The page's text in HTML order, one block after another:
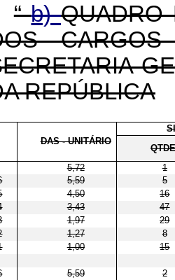
“b)QUADRO
REPÚBLICA
DAS - UNITÁRIO
5,72
1
5,59
5
4,50
16
3,43
47
1,97
29
1,27
8
1,00 15
5,59
2